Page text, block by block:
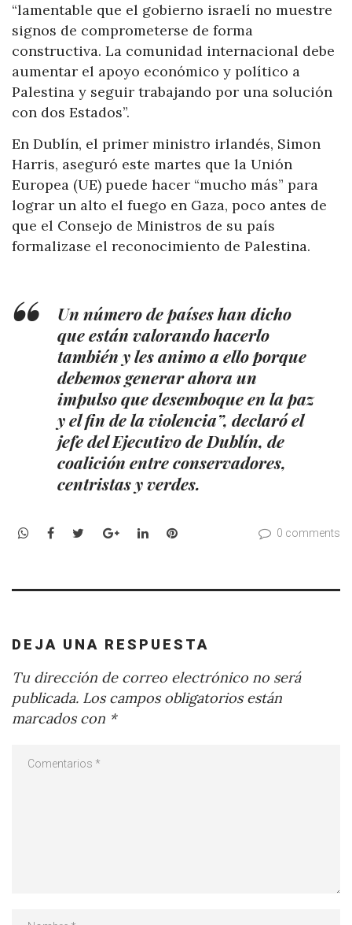
“lamentable que el gobierno israelí no muestre
signos de comprometerse de forma
constructiva. La comunidad internacional debe
aumentar el apoyo económico y político a
Palestina y seguir trabajando por una solución
con dos Estados”.
En Dublín, el primer ministro irlandés, Simon
Harris, aseguró este martes que la Unión
Europea (UE) puede hacer “mucho más” para
lograr un alto el fuego en Gaza, poco antes de
que el Consejo de Ministros de su país
formalizase el reconocimiento de Palestina.
Un número de países han dicho
que están valorando hacerlo
también y les animo a ello porque
debemos generar ahora un
impulso que desemboque en la paz
y el fin de la violencia”, declaró el
jefe del Ejecutivo de Dublín, de
coalición entre conservadores,
centristas y verdes.
WhatsApp
Facebook
TwitterGoogle+LinkedInPinterest 0 comments
DEJA UNA RESPUESTA
Tu dirección de correo electrónico no será
publicada. Los campos obligatorios están
marcados con *